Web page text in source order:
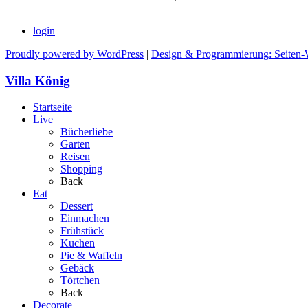
login
Proudly powered by WordPress | Design & Programmierung: Seiten-
Villa König
Startseite
Live
Bücherliebe
Garten
Reisen
Shopping
Back
Eat
Dessert
Einmachen
Frühstück
Kuchen
Pie & Waffeln
Gebäck
Törtchen
Back
Decorate